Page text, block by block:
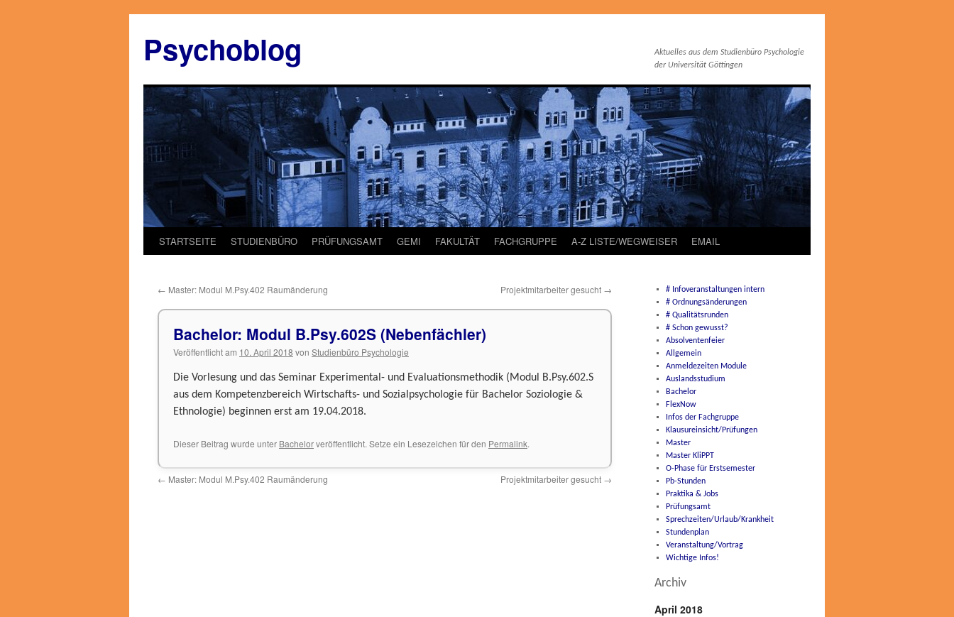
springen
Psychoblog
Aktuelles aus dem Studienbüro Psychologie
der Universität Göttingen
STARTSEITE STUDIENBÜRO PRÜFUNGSAMT GEMI FAKULTÄT FACHGRUPPE A-Z LISTE/WEGWEISER EMAIL
← Master: Modul M.Psy.402 Raumänderung Projektmitarbeiter gesucht →
Bachelor: Modul B.Psy.602S (Nebenfächler)
Veröffentlicht am 10. April 2018 von Studienbüro Psychologie
Die Vorlesung und das Seminar Experimental- und Evaluationsmethodik (Modul B.Psy.602.S
aus dem Kompetenzbereich Wirtschafts- und Sozialpsychologie für Bachelor Soziologie &
Ethnologie) beginnen erst am 19.04.2018.
Dieser Beitrag wurde unter Bachelorveröffentlicht. Setze ein Lesezeichen für den Permalink.
← Master: Modul M.Psy.402 Raumänderung Projektmitarbeiter gesucht →
# Infoveranstaltungen intern
# Ordnungsänderungen
# Qualitätsrunden
# Schon gewusst?
Absolventenfeier
Allgemein
Anmeldezeiten Module
Auslandsstudium
Bachelor
FlexNow
Infos der Fachgruppe
Klausureinsicht/Prüfungen
Master
Master KliPPT
O-Phase für Erstsemester
Pb-Stunden
Praktika & Jobs
Prüfungsamt
Sprechzeiten/Urlaub/Krankheit
Stundenplan
Veranstaltung/Vortrag
Wichtige Infos!
Archiv
April 2018